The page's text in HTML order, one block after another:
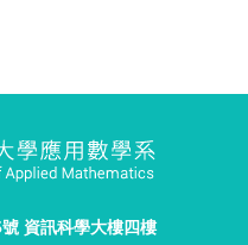
資訊科學大樓四樓